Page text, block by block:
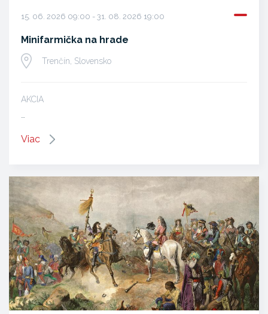
15. 06. 2026 09:00 - 31. 08. 2026 19:00
Minifarmička na hrade
Trenčín, Slovensko
AKCIA
Viac